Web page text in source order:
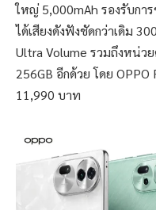
ใหญ่ 5,000mAh รองรับการ
ได้เสียงดังฟังชัดกว่าเดิม
Ultra Volume รวมถึงหน่วย
256GB อีกด้วย โดย
11,990 บาท